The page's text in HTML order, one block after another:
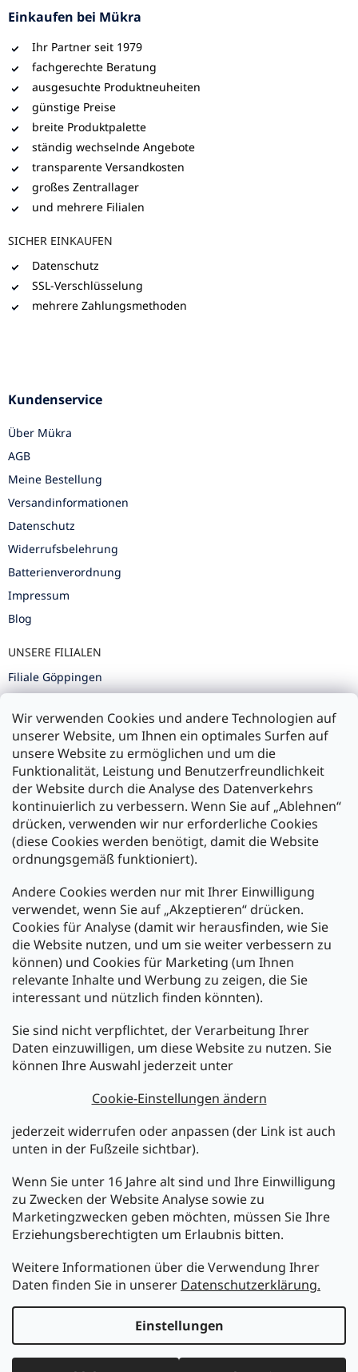
Wir verwenden Cookies und andere Technologien auf
unserer Website, um Ihnen ein optimales Surfen auf
unsere Website zu ermöglichen und um die
Funktionalität, Leistung und Benutzerfreundlichkeit
der Website durch die Analyse des Datenverkehrs
kontinuierlich zu verbessern. Wenn Sie auf „Ablehnen“
drücken, verwenden wir nur erforderliche Cookies
(diese Cookies werden benötigt, damit die Website
ordnungsgemäß funktioniert).
Andere Cookies werden nur mit Ihrer Einwilligung
verwendet, wenn Sie auf „Akzeptieren“ drücken.
Cookies für Analyse (damit wir herausfinden, wie Sie
die Website nutzen, und um sie weiter verbessern zu
können) und Cookies für Marketing (um Ihnen
relevante Inhalte und Werbung zu zeigen, die Sie
interessant und nützlich finden könnten).
Sie sind nicht verpflichtet, der Verarbeitung Ihrer
Daten einzuwilligen, um diese Website zu nutzen. Sie
können Ihre Auswahl jederzeit unter
Cookie-Einstellungen ändern
jederzeit widerrufen oder anpassen (der Link ist auch
unten in der Fußzeile sichtbar).
Wenn Sie unter 16 Jahre alt sind und Ihre Einwilligung
zu Zwecken der Website Analyse sowie zu
Marketingzwecken geben möchten, müssen Sie Ihre
Erziehungsberechtigten um Erlaubnis bitten.
Weitere Informationen über die Verwendung Ihrer
Daten finden Sie in unserer Datenschutzerklärung.
Einstellungen
Einkaufen bei Mükra
Ihr Partner seit 1979
fachgerechte Beratung
ausgesuchte Produktneuheiten
günstige Preise
breite Produktpalette
ständig wechselnde Angebote
transparente Versandkosten
großes Zentrallager
und mehrere Filialen
SICHER EINKAUFEN
Datenschutz
SSL-Verschlüsselung
mehrere Zahlungsmethoden
Kundenservice
Über Mükra
AGB
Meine Bestellung
Versandinformationen
Datenschutz
Widerrufsbelehrung
Batterienverordnung
Impressum
Blog
UNSERE FILIALEN
Filiale Göppingen
Filiale Ulm
Zahlung und Versand
Versand mit:
Zahlarten:
Newsletter abonnieren
Legen Sie Ihre E-Mail ein und wir werden Ihnen Informationen
über neue Produkte in unserem E-Shop zusenden.
E-Mail
Melden Sie sich jetzt für den mükra Newsletter an,
kostenlos und jederzeit kündbar! Mit der Anmeldung zum
Newsletter bestätigen Sie Ihr Einverständnis mit der
Datenschutzerklärung.
ANMELDEN
Copyright 2026MüKRA electronic Vertriebs GmbH. Alle